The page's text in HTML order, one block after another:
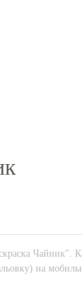
Чайник".
на